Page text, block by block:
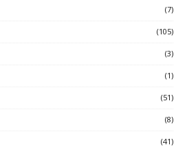
(7)
(105)
(3)
(1)
(51)
(8)
(41)